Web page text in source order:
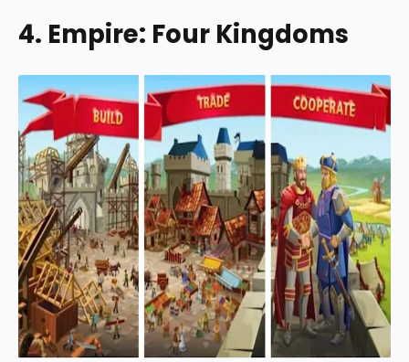
Infinity Kingdom
Infinity Kingdom memungkinkannya Anda untuk membuat
sebuah kerajaan yang besar dan luar biasa. Game bikinan
developer Singapura ini mempunyai penampilan grafis yang
4. Empire: Four Kingdoms